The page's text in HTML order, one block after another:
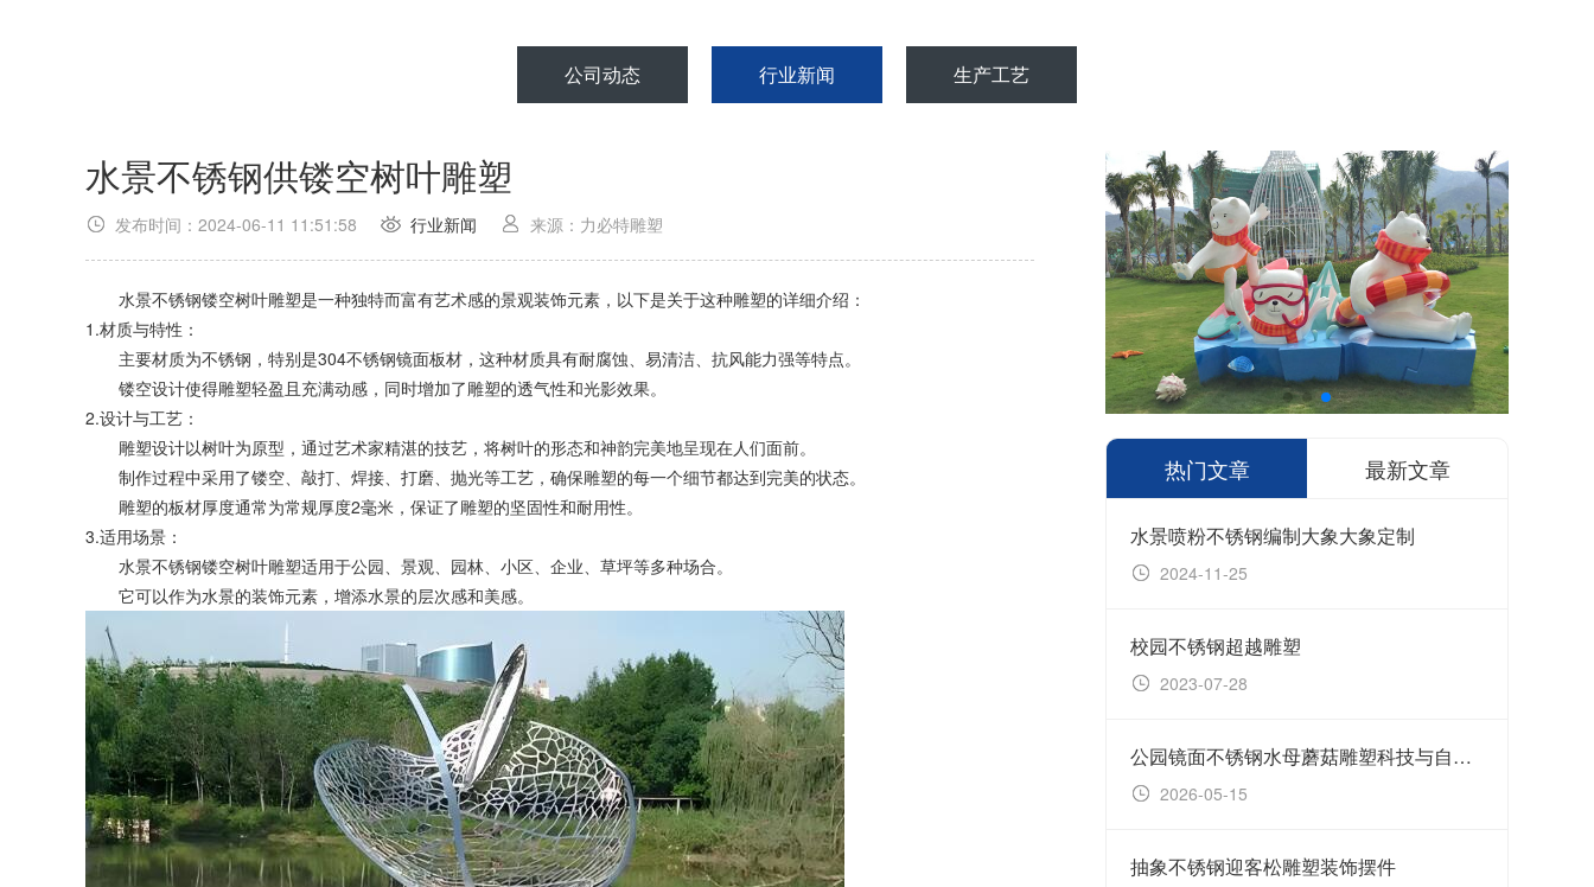
公司动态 行业新闻 生产工艺
水景不锈钢供镂空树叶雕塑
发布时间：2024-06-11 11:51:58 行业新闻 来源：力必特雕塑
水景不锈钢镂空树叶雕塑是一种独特而富有艺术感的景观装饰元素，以下是关于这种雕塑的详细介绍：
1.材质与特性：
主要材质为不锈钢，特别是304不锈钢镜面板材，这种材质具有耐腐蚀、易清洁、抗风能力强等特点。
镂空设计使得雕塑轻盈且充满动感，同时增加了雕塑的透气性和光影效果。
2.设计与工艺：
雕塑设计以树叶为原型，通过艺术家精湛的技艺，将树叶的形态和神韵完美地呈现在人们面前。
制作过程中采用了镂空、敲打、焊接、打磨、抛光等工艺，确保雕塑的每一个细节都达到完美的状态。
雕塑的板材厚度通常为常规厚度2毫米，保证了雕塑的坚固性和耐用性。
3.适用场景：
水景不锈钢镂空树叶雕塑适用于公园、景观、园林、小区、企业、草坪等多种场合。
它可以作为水景的装饰元素，增添水景的层次感和美感。
热门文章 最新文章
水景喷粉不锈钢编制大象大象定制
2024-11-25
校园不锈钢超越雕塑
2023-07-28
公园镜面不锈钢水母蘑菇雕塑科技与自然的梦幻交响
2026-05-15
抽象不锈钢迎客松雕塑装饰摆件